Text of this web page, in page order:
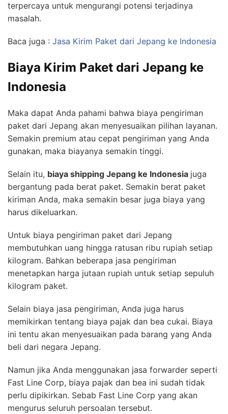
terpercaya untuk mengurangi potensi terjadinya
masalah.
Baca juga : Jasa Kirim Paket dari Jepang ke Indonesia
Biaya Kirim Paket dari Jepang ke
Indonesia
Maka dapat Anda pahami bahwa biaya pengiriman
paket dari Jepang akan menyesuaikan pilihan layanan.
Semakin premium atau cepat pengiriman yang Anda
gunakan, maka biayanya semakin tinggi.
Selain itu, biaya shipping Jepang ke Indonesia juga
bergantung pada berat paket. Semakin berat paket
kiriman Anda, maka semakin besar juga biaya yang
harus dikeluarkan.
Untuk biaya pengiriman paket dari Jepang
membutuhkan uang hingga ratusan ribu rupiah setiap
kilogram. Bahkan beberapa jasa pengiriman
menetapkan harga jutaan rupiah untuk setiap sepuluh
kilogram paket.
Selain biaya jasa pengiriman, Anda juga harus
memikirkan tentang biaya pajak dan bea cukai. Biaya
ini tentu akan menyesuaikan pada barang yang Anda
beli dari negara Jepang.
Namun jika Anda menggunakan jasa forwarder seperti
Fast Line Corp, biaya pajak dan bea ini sudah tidak
perlu dipikirkan. Sebab Fast Line Corp yang akan
mengurus seluruh persoalan tersebut.